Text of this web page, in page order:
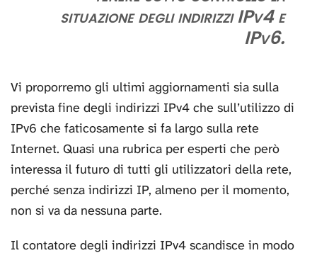
situazione degli indirizzi IPv4 e
IPv6.
Vi proporremo gli ultimi aggiornamenti sia sulla
prevista fine degli indirizzi IPv4 che sull’utilizzo di
IPv6 che faticosamente si fa largo sulla rete
Internet. Quasi una rubrica per esperti che però
interessa il futuro di tutti gli utilizzatori della rete,
perché senza indirizzi IP, almeno per il momento,
non si va da nessuna parte.
Il contatore degli indirizzi IPv4 scandisce in modo